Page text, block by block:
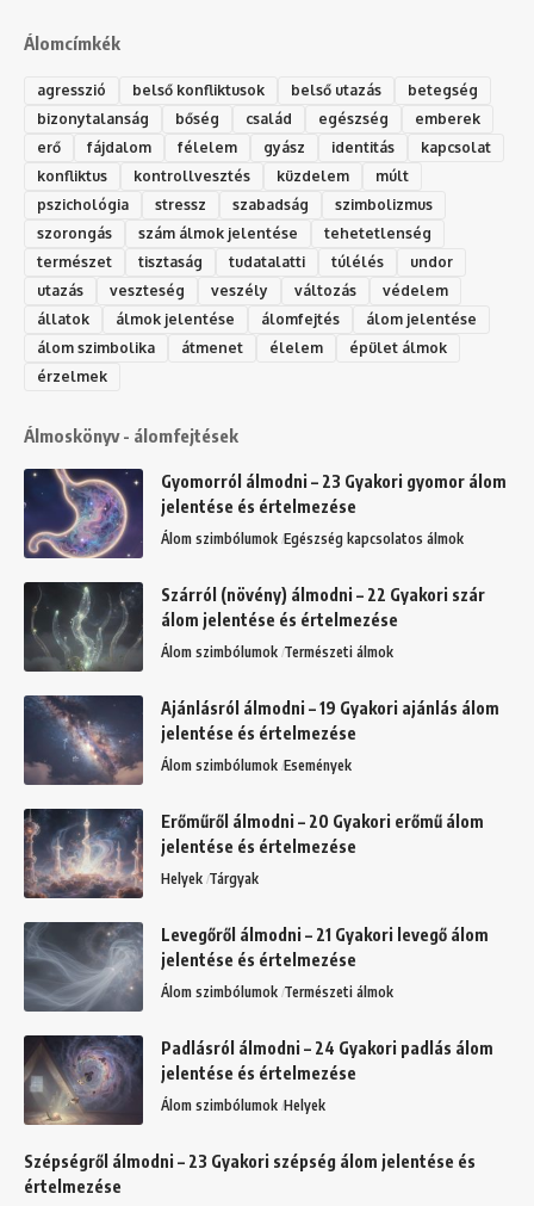
Álomcímkék
agresszió belső konfliktusok belső utazás
betegség
bizonytalanság
bőség család egészség
emberek
erő
fájdalom félelem gyász identitás
kapcsolat
konfliktus
kontrollvesztés küzdelem
múlt
pszichológia
stressz szabadság
szimbolizmus
szorongás
szám álmok jelentése
tehetetlenség
természet
tisztaság tudatalatti túlélés
undor
utazás
veszteség veszély változás
védelem
állatok
álmok jelentése álomfejtés
álom jelentése
álom szimbolika
átmenet élelem
épület álmok
érzelmek
Álmoskönyv - álomfejtések
Gyomorról álmodni – 23 Gyakori gyomor álom
jelentése és értelmezése
Álom szimbólumok Egészség kapcsolatos álmok
Szárról (növény) álmodni – 22 Gyakori szár
álom jelentése és értelmezése
Álom szimbólumok Természeti álmok
Ajánlásról álmodni – 19 Gyakori ajánlás álom
jelentése és értelmezése
Álom szimbólumok Események
Erőműről álmodni – 20 Gyakori erőmű álom
jelentése és értelmezése
Helyek Tárgyak
Levegőről álmodni – 21 Gyakori levegő álom
jelentése és értelmezése
Álom szimbólumok Természeti álmok
Padlásról álmodni – 24 Gyakori padlás álom
jelentése és értelmezése
Álom szimbólumok Helyek
Szépségről álmodni – 23 Gyakori szépség álom jelentése és
értelmezése